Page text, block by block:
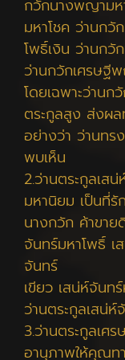
กวักนางพญามห
มหาโชค ว่านก
โพธิ์เงิน ว่านกวั
ว่านกวักเศรษฐี
โดยเฉพาะว่าน
ตระกูลสูง ส่งผล
อย่างว่า ว่านทร
พบเห็น
2.ว่านตระกูลเส
มหานิยม เป็นที่รั
นางกวัก ค้าขา
จันทร์มหาโพธิ์ เ
จันทร์
เขียว เสน่ห์จัน
ว่านตระกูลเสน่ห์
3.ว่านตระกูลเศ
อานุภาพให้คุณท